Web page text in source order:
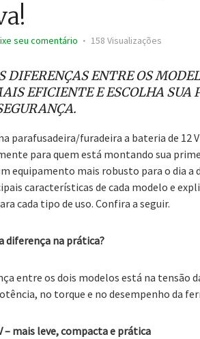
seu comentário 158 Visualizações
DIFERENÇAS ENTRE OS
EFICIENTE E ESCOLHA
parafusadeira/furadeira a bateria de 12
para quem está montando sua
equipamento mais robusto para o dia a
características de cada modelo e
cada tipo de uso. Confira a seguir.
a diferença na prática?
entre os dois modelos está na tensão
no torque e no desempenho da
– mais leve, compacta e prática